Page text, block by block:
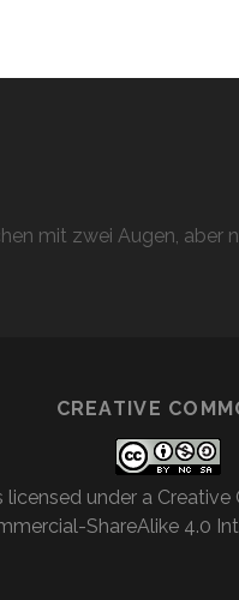
mit zwei Augen,
CREATIVE
licensed under a
ShareAlike 4.0